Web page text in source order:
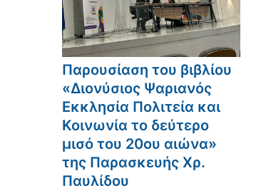
Παρουσίαση του βιβλίου
«Διονύσιος Ψαριανός
Εκκλησία Πολιτεία και
Κοινωνία το δεύτερο
μισό του 20ου αιώνα»
της Παρασκευής Χρ.
Παυλίδου